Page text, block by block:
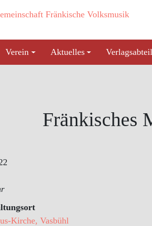
Verein Aktuelles
Fränkisches
Kirche, Vasbühl